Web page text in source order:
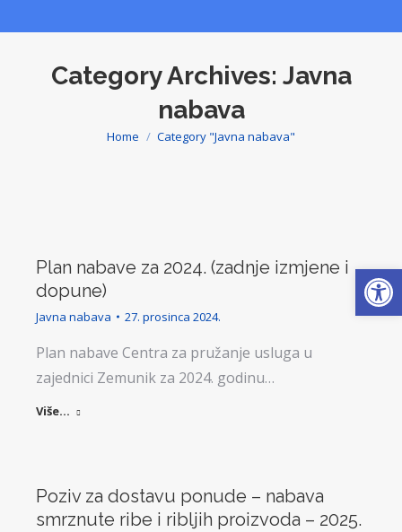
Category Archives: Javna
nabava
You are here:
Home Category "Javna nabava"
Plan nabave za 2024. (zadnje izmjene i
dopune)
Javna nabava 27. prosinca 2024.
Plan nabave Centra za pružanje usluga u
zajednici Zemunik za 2024. godinu…
Više...
Poziv za dostavu ponude – nabava
smrznute ribe i ribljih proizvoda – 2025.